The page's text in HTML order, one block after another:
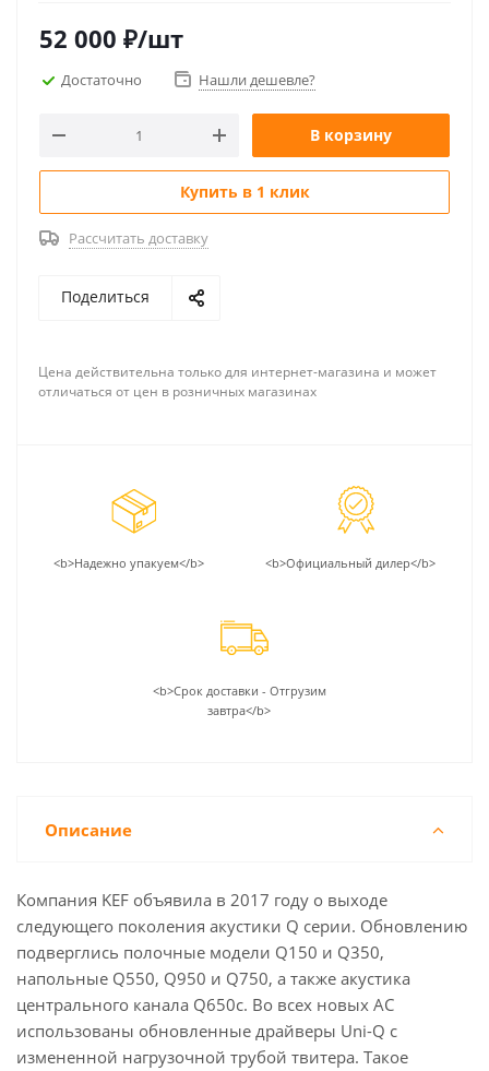
52 000 ₽/шт
Достаточно Нашли дешевле?
В корзину
Купить в 1 клик
Рассчитать доставку
Поделиться
Цена действительна только для интернет-магазина и может
отличаться от цен в розничных магазинах
<b>Надежно упакуем</b> <b>Официальный дилер</b>
<b>Срок доставки - Отгрузим
завтра</b>
Описание
Компания KEF объявила в 2017 году о выходе
следующего поколения акустики Q серии. Обновлению
подверглись полочные модели Q150 и Q350,
напольные Q550, Q950 и Q750, а также акустика
центрального канала Q650c. Во всех новых АС
использованы обновленные драйверы Uni-Q с
измененной нагрузочной трубой твитера. Такое